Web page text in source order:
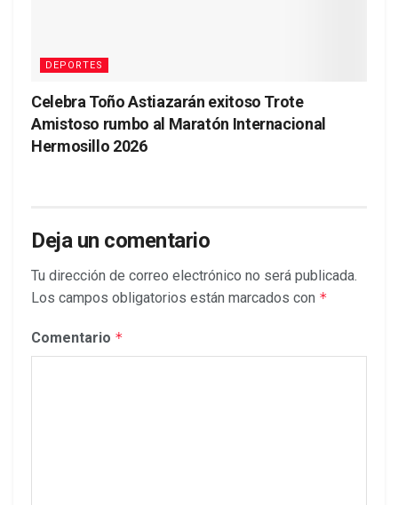
DEPORTES
Celebra Toño Astiazarán exitoso Trote
Amistoso rumbo al Maratón Internacional
Hermosillo 2026
Deja un comentario
Tu dirección de correo electrónico no será publicada.
Los campos obligatorios están marcados con *
Comentario *